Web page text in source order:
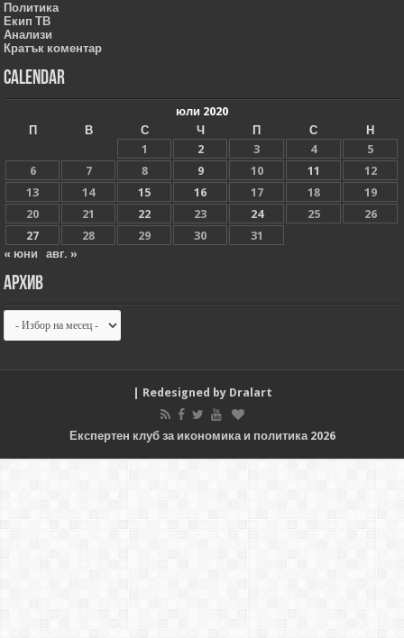
Политика
Екип ТВ
Анализи
Кратък коментар
Calendar
юли 2020
П
В С Ч П С
Н
1
2 3 4
5
6
7 8 9 10 11
12
13
14 15 16 17 18
19
20
21 22 23 24 25
26
27
28 29 30
31
« юни
авг. »
Архив
Архив
| Redesigned by Dralart
Експертен клуб за икономика и политика 2026